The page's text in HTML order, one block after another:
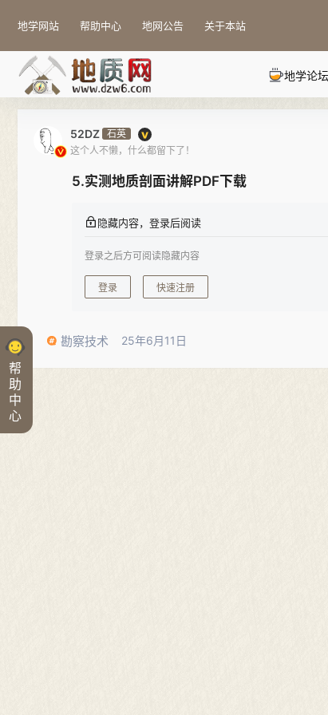
帮
助
中
心
地学网站 帮助中心 地网公告 关于本站
地学论坛
52DZ 石英
这个人不懒，什么都留下了！
5.实测地质剖面讲解PDF下载
隐藏内容，登录后阅读
登录之后方可阅读隐藏内容
登录 快速注册
勘察技术 25年6月11日